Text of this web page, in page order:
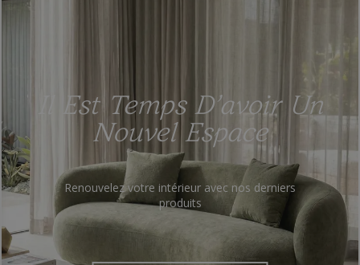
Il Est Temps D’avoir Un
Nouvel Espace
Renouvelez votre intérieur avec nos derniers
produits